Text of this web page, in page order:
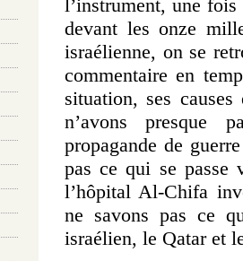
l’instrument, une
devant les onze
israélienne, on se
commentaire en
situation, ses
n’avons presque
propagande de
pas ce qui se passe
l’hôpital Al-Chifa
ne savons pas ce
israélien, le Qatar et